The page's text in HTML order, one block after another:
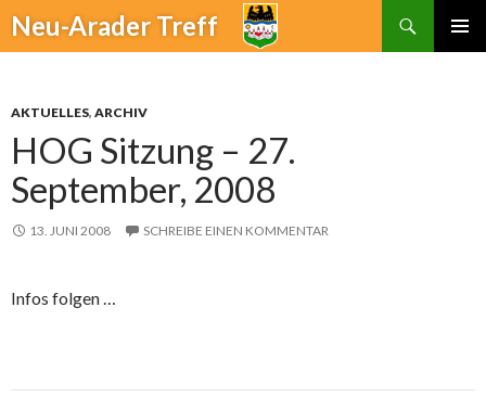
Neu-Arader Treff
Suchen
AKTUELLES, ARCHIV
HOG Sitzung – 27.
September, 2008
13. JUNI 2008 SCHREIBE EINEN KOMMENTAR
Infos folgen …